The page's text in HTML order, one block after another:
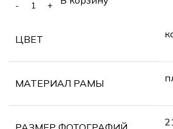
ЦВЕТ
МАТЕРИАЛ РАМЫ